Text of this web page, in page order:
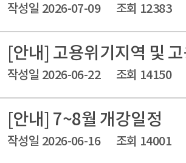
작성일 2026-07-09 조회 12383
[안내] 고용위기지역 및
작성일 2026-06-22 조회 14150
[안내] 7~8월 개강일정
작성일 2026-06-16 조회 14001